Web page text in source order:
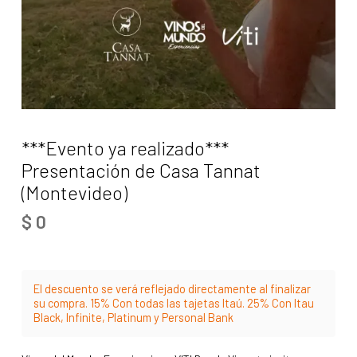
***Evento ya realizado***
Presentación de Casa Tannat
(Montevideo)
$ 0
El descuento se verá reflejado directamente al finalizar
su compra. 15% Con todas las tajetas Itaú. 25% Con Itau
Black, Infinite, Platinum y Personal Bank